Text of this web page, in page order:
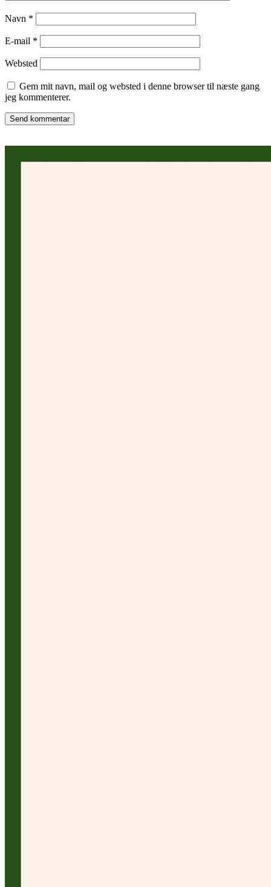
Navn *
E-mail *
Websted
Gem mit navn, mail og websted i denne browser til næste gang
jeg kommenterer.